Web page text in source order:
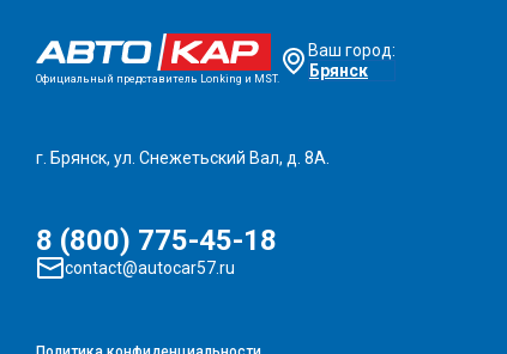
Официальный представитель Lonking и MST.
Ваш город:
Брянск
г. Брянск, ул. Снежетьский Вал, д. 8А.
8 (800) 775-45-18
contact@autocar57.ru